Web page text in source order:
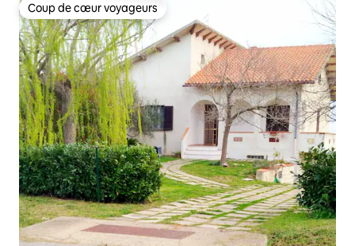
Coup de cœur voyageurs
Coup de cœur voyageurs